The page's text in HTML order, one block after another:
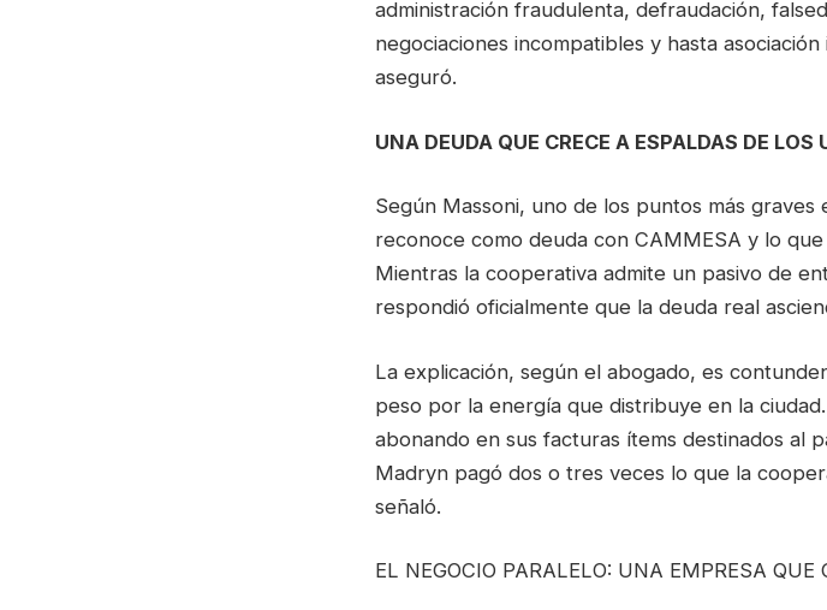
administración fraudulenta, defraudación,
negociaciones incompatibles y hasta
aseguró.
UNA DEUDA QUE CRECE A ESPALDAS DE LOS
Según Massoni, uno de los puntos más
reconoce como deuda con CAMMESA y lo
Mientras la cooperativa admite un pasivo de
respondió oficialmente que la deuda real
La explicación, según el abogado, es
peso por la energía que distribuye en la
abonando en sus facturas ítems destinados al
Madryn pagó dos o tres veces lo que la
señaló.
EL NEGOCIO PARALELO: UNA EMPRESA QUE